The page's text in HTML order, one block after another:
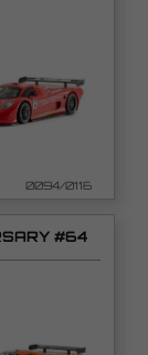
0094/0116
#64